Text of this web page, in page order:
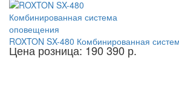
ROXTON SX-480 Комбинированная
Цена розница: 190 390 р.